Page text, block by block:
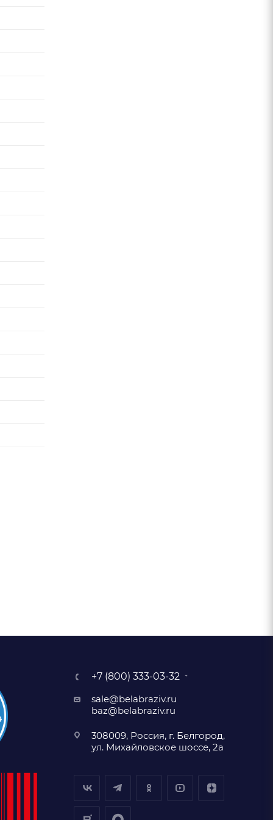
+7 (800) 333-03-32
sale@belabraziv.ru
baz@belabraziv.ru
308009, Россия, г. Белгород,
ул. Михайловское шоссе, 2а